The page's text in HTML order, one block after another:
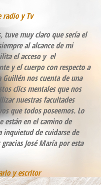
radio y Tv
tuve muy claro que sería el
al alcance de mi
el acceso y el
y el cuerpo con respecto a
nos cuenta de una
clics mentales que nos
nuestras facultades
que todos poseemos. Lo
están en el camino de
inquietud de cuidarse de
José María por esta
y escritor